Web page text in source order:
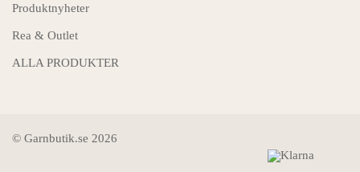
Produktnyheter
Rea & Outlet
ALLA PRODUKTER
© Garnbutik.se 2026